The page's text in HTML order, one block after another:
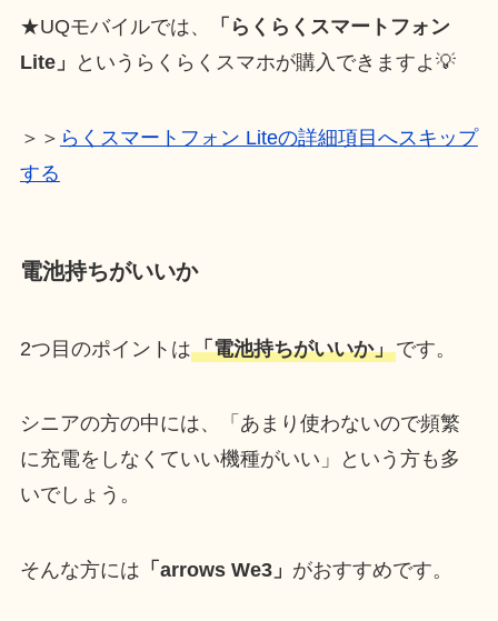
★UQモバイルでは、
「らくらくスマートフォン
Lite」
というらくらくスマホが購入できますよ💡
＞＞ らくスマートフォン Liteの詳細項目へスキップ
する
電池持ちがいいか
2つ目のポイントは「電池持ちがいいか」です。
シニアの方の中には、「あまり使わないので頻繁
に充電をしなくていい機種がいい」という方も多
いでしょう。
そんな方には 「arrows We3」 がおすすめです。